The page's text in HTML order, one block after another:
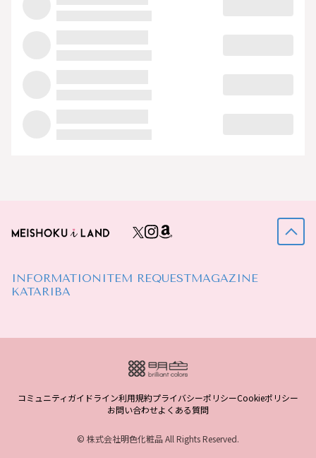
INFORMATION ITEM REQUESTMAGAZINE
KATARIBA
コミュニティガイドライン利用規約プライバシーポリシーCookieポリシー
お問い合わせよくある質問
© 株式会社明色化粧品 All Rights Reserved.